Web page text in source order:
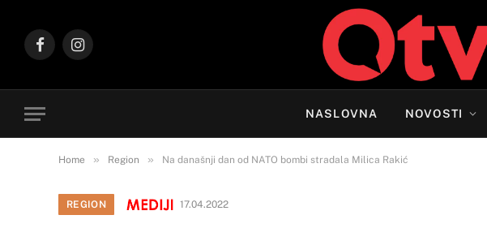
FacebookInstagram
NASLOVNA NOVOSTI
Home » Region » Na današnji dan od NATO bombi stradala Milica Rakić
REGION 17.04.2022